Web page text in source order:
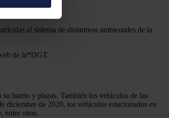
sociales
o
al sistema de distintivos ambientales de la
de la*DGT.
barrio y plazas. También los vehículos de las
de 2020, los vehículos estacionados en
entre otras.